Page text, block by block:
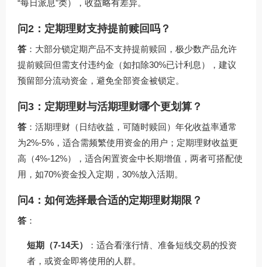
“每日派息”类），收益略有差异。
问2：定期理财支持提前赎回吗？
答 ：大部分锁定期产品不支持提前赎回，极少数产品允许
提前赎回但需支付违约金（如扣除30%已计利息），建议
预留部分流动资金，避免全部资金被锁定。
问3：定期理财与活期理财哪个更划算？
答 ：活期理财（日结收益，可随时赎回）年化收益率通常
为2%-5%，适合需频繁使用资金的用户；定期理财收益更
高（4%-12%），适合闲置资金中长期增值，两者可搭配使
用，如70%资金投入定期，30%放入活期。
问4：如何选择最合适的定期理财期限？
答 ：
短期（7-14天）
：适合看涨行情、准备短线交易的投资
者，或资金即将使用的人群。